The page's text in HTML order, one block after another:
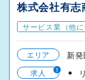
株式会社有志
サービス業（他
エリア 新
求人 1